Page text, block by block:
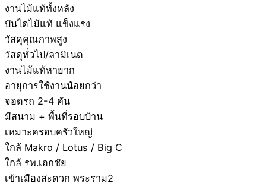
งานไม้แท้ทั้งหลัง
บันไดไม้แท้ แข็งแรง
วัสดุคุณภาพสูง
วัสดุทั่วไป/ลามิเนต
งานไม้แท้หายาก
อายุการใช้งานน้อยกว่า
จอดรถ 2-4 คัน
มีสนาม + พื้นที่รอบบ้าน
เหมาะครอบครัวใหญ่
ใกล้ Makro / Lotus / Big C
ใกล้ รพ.เอกชัย
เข้าเมืองสะดวก พระราม2